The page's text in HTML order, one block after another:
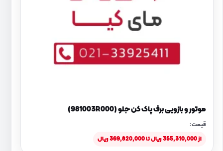
موتور و بازویی برف پاک کن جلو (981003R000)
قیمت:
از 355,310,000 ریال تا 369,820,000 ریال